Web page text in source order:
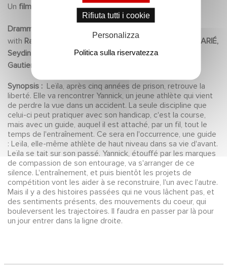
Un film Régis WARGNIER
Drammatico
with Rachida BRAKNI, Cyril DESCOURS, Clémentine CÉLARIÉ,
Seydina BALDE, Thierry GODARD, Grégory GADEBOIS,
Gautier Trésor MAKUNDA, Aladj BA, Romain GOUPIL
Synopsis : Leïla, après cinq années de prison, retrouve la
liberté. Elle va rencontrer Yannick, un jeune athlète qui vient
de perdre la vue dans un accident. La seule discipline que
celui-ci peut pratiquer avec son handicap, c'est la course,
mais avec un guide, auquel il est attaché, par un fil, tout le
temps de l'entraînement. Ce sera en l'occurrence, une guide
: Leïla, elle-même athlète de haut niveau dans sa vie d'avant.
Leïla se tait sur son passé. Yannick, étouffé par les marques
de compassion de son entourage, va s'arranger de ce
silence. L'entraînement, et puis bientôt les projets de
compétition vont les aider à se reconstruire, l'un avec l'autre.
Mais il y a des histoires passées qui ne vous lâchent pas, et
des sentiments présents, des mouvements du coeur, qui
bouleversent les trajectoires. Il faudra en passer par là pour
un jour entrer dans la ligne droite.
Rifiuta tutti i cookie
Personalizza
Politica sulla riservatezza